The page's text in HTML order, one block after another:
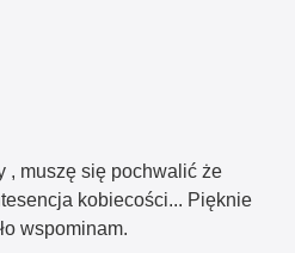
, muszę się pochwalić że
kobiecości... Pięknie
wspominam.